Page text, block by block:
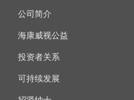
公司简介
海康威视公益
投资者关系
可持续发展